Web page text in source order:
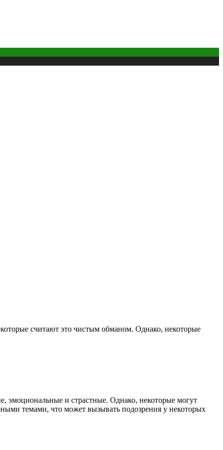
считают это чистым обманом. Однако, некоторые
эмоциональные и страстные. Однако, некоторые могут
темами, что может вызывать подозрения у некоторых